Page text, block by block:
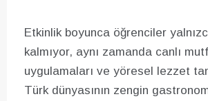
Etkinlik boyunca öğrenciler
kalmıyor, aynı zamanda canlı
uygulamaları ve yöresel lezzet
Türk dünyasının zengin